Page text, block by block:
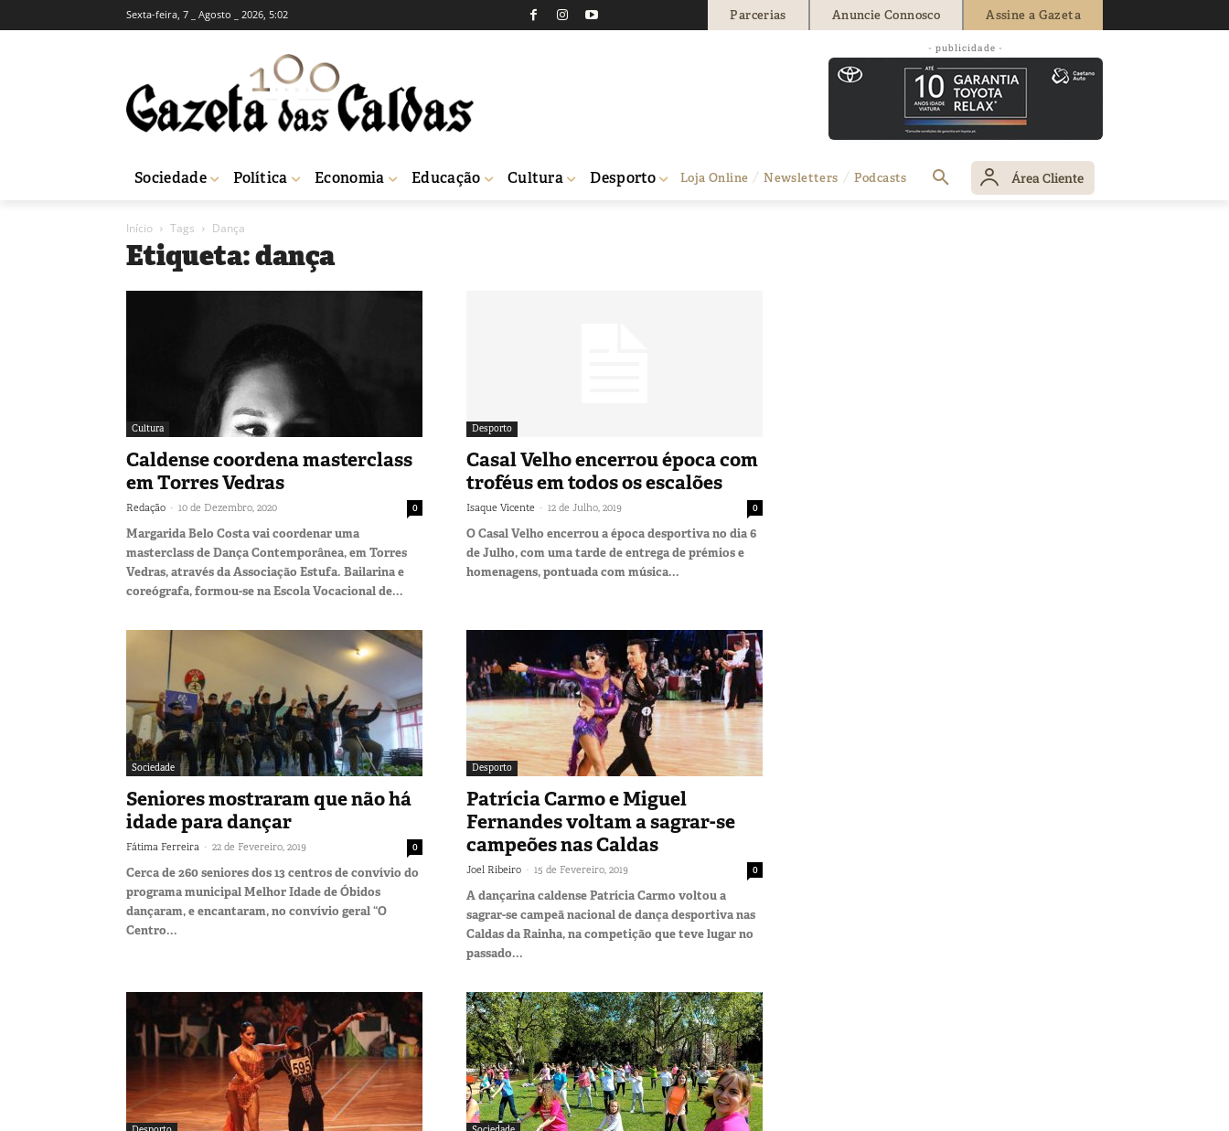
Sexta-feira, 7 _ Agosto _ 2026, 5:02 Parcerias Anuncie Connosco Assine a Gazeta
- publicidade -
Sociedade Política Economia Educação Cultura Desporto Loja Online Newsletters Podcasts Área Cliente
Início Tags Dança
Etiqueta: dança
Cultura
Caldense coordena masterclass
em Torres Vedras
Redação - 10 de Dezembro, 2020 0
Margarida Belo Costa vai coordenar uma
masterclass de Dança Contemporânea, em Torres
Vedras, através da Associação Estufa. Bailarina e
coreógrafa, formou-se na Escola Vocacional de...
Desporto
Casal Velho encerrou época com
troféus em todos os escalões
Isaque Vicente - 12 de Julho, 2019 0
O Casal Velho encerrou a época desportiva no dia 6
de Julho, com uma tarde de entrega de prémios e
homenagens, pontuada com música...
Sociedade
Seniores mostraram que não há
idade para dançar
Fátima Ferreira - 22 de Fevereiro, 2019 0
Cerca de 260 seniores dos 13 centros de convívio do
programa municipal Melhor Idade de Óbidos
dançaram, e encantaram, no convívio geral “O
Centro...
Desporto
Patrícia Carmo e Miguel
Fernandes voltam a sagrar-se
campeões nas Caldas
Joel Ribeiro - 15 de Fevereiro, 2019 0
A dançarina caldense Patrícia Carmo voltou a
sagrar-se campeã nacional de dança desportiva nas
Caldas da Rainha, na competição que teve lugar no
passado...